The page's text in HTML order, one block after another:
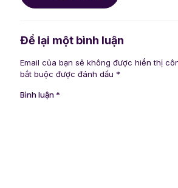
Để lại một bình luận
Email của bạn sẽ không được hiển thị
bắt buộc được đánh dấu *
Bình luận*